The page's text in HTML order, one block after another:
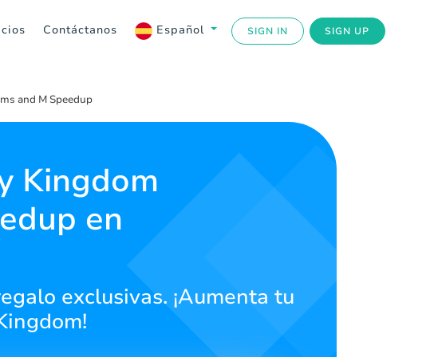
Contáctanos Español SIGN IN SIGN UP
and M Speedup
Kingdom
en
exclusivas. ¡Aumenta tu